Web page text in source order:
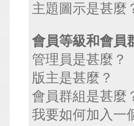
主題圖示是甚麼
會員等級和會員
管理員是甚麼？
版主是甚麼？
會員群組是甚麼
我要如何加入一